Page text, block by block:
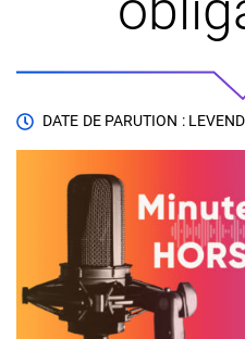
DATE DE PARUTION : LE